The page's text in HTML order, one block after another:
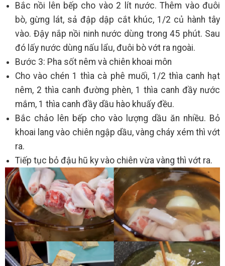
Bắc nồi lên bếp cho vào 2 lít nước. Thêm vào đuôi
bò, gừng lát, sả đập dập cắt khúc, 1/2 củ hành tây
vào. Đậy nắp nồi ninh nước dùng trong 45 phút. Sau
đó lấy nước dùng nấu lẩu, đuôi bò vớt ra ngoài.
Bước 3: Pha sốt nêm và chiên khoai môn
Cho vào chén 1 thìa cà phê muối, 1/2 thìa canh hạt
nêm, 2 thìa canh đường phèn, 1 thìa canh đầy nước
mắm, 1 thìa canh đầy dầu hào khuấy đều.
Bắc chảo lên bếp cho vào lượng dầu ăn nhiều. Bỏ
khoai lang vào chiên ngập dầu, vàng cháy xém thì vớt
ra.
Tiếp tục bỏ đậu hũ ky vào chiên vừa vàng thì vớt ra.